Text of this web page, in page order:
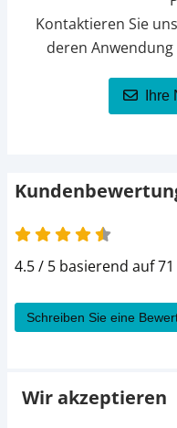
Kontaktieren Sie
deren
4.5
4.5 / 5 basierend auf
Schreiben Sie eine
Wir akzeptieren